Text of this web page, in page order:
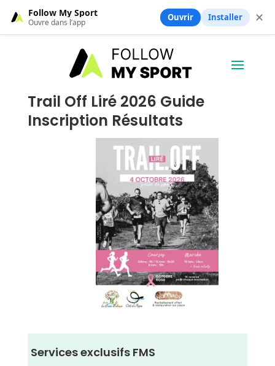
Trail Off Liré 2026 Guide
Inscription Résultats
Services exclusifs FMS
Follow My Sport
Ouvre dans l’app Ouvrir Installer ✕